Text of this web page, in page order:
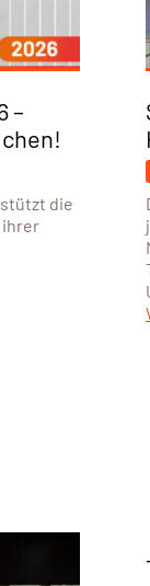
–
die
ihrer